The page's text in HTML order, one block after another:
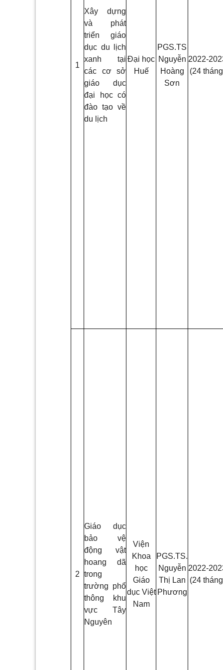
1
Xây dựng
và phát
triển giáo
dục du lịch
xanh tại
các cơ sở
giáo dục
đại học có
đào tạo về
du lịch
Đại học
Huế
PGS.TS
Nguyễn
Hoàng
Sơn
2022­-
(24
2
Giáo dục
bảo vệ
động vật
hoang dã
trong
trường phổ
thông khu
vực Tây
Nguyên
Viện
Khoa
học
Giáo
dục Việt
Nam
PGS.TS.
Nguyễn
Thị Lan
Phương
2022-
(24